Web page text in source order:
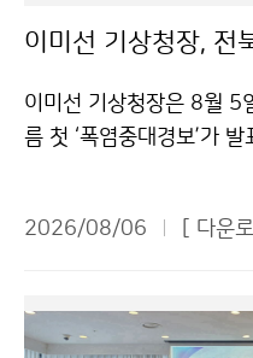
이미선 기상청장은 8월 5
름 첫 ‘폭염중대경보’가
문하여 폭염 상황과 현장
수자원공사 관계자와 만
보 공유 및 협력 방안을 논
2026/08/06 [ 다운